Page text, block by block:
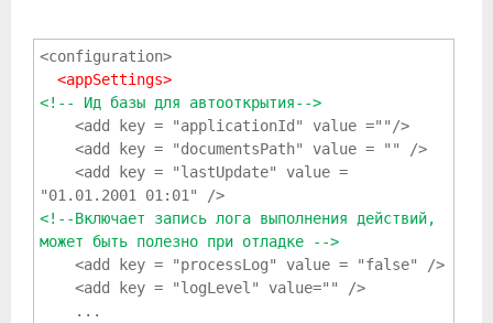
<configuration>
<appSettings>
<!-- Ид базы для автооткрытия-->
<add key = "applicationId" value =""/>
<add key = "documentsPath" value = "" />
<add key = "lastUpdate" value =
"01.01.2001 01:01" />
<!--Включает запись лога выполнения действий,
может быть полезно при отладке -->
<add key = "processLog" value = "false" />
<add key = "logLevel" value="" />
...